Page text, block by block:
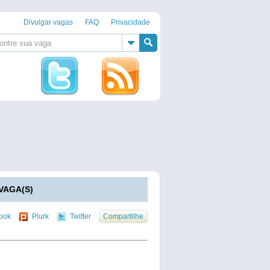
Divulgar vagas FAQ Privacidade
Plurk Twitter Compartilhe